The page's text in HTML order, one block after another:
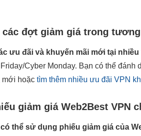
đợt giảm giá trong
ưu đãi và khuyến mãi mới tại
Cyber Monday. Bạn có thể
mới hoặc tìm thêm nhiều ưu đãi VPN
giảm giá Web2Best VPN
thể sử dụng phiếu giảm giá của